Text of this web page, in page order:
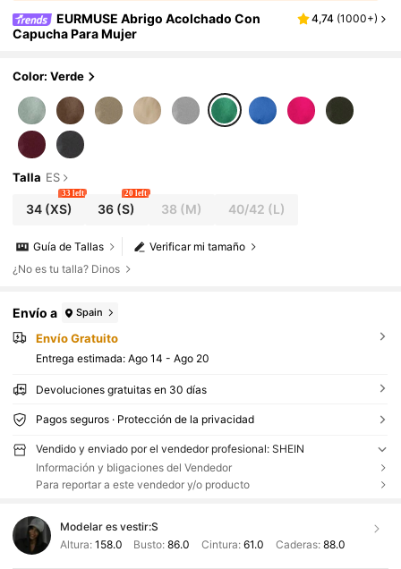
EURMUSE Abrigo Acolchado Con
Capucha Para Mujer
4,74 (1000+)
Color: Verde
Talla ES
34(XS)
33 left
36 (S)
20 left
38 (M) 40/42 (L)
Verificar mi tamaño
Guía de Tallas
¿No es tu talla? Dinos
Envío a Spain
Envío Gratuito
Entrega estimada: Ago 14 - Ago 20
Devoluciones gratuitas en 30 días
Pagos seguros · Protección de la privacidad
Vendido y enviado por el vendedor profesional: SHEIN
Información y bligaciones del Vendedor
Para reportar a este vendedor y/o producto
Modelar es vestir:S
Altura: 158.0 Busto:86.0 Cintura: 61.0 Caderas: 88.0